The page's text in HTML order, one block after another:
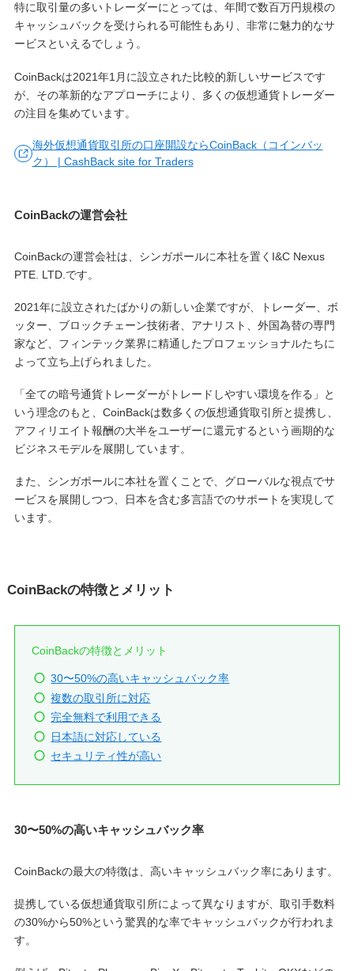
特に取引量の多いトレーダーにとっては、年間で数百万円規模の
キャッシュバックを受けられる可能性もあり、非常に魅力的なサ
ービスといえるでしょう。
CoinBackは2021年1月に設立された比較的新しいサービスです
が、その革新的なアプローチにより、多くの仮想通貨トレーダー
の注目を集めています。
海外仮想通貨取引所の口座開設ならCoinBack（コインバッ
ク） | CashBack site for Traders
CoinBackの運営会社
CoinBackの運営会社は、シンガポールに本社を置くI&C Nexus
PTE. LTD.です。
2021年に設立されたばかりの新しい企業ですが、トレーダー、ボ
ッター、ブロックチェーン技術者、アナリスト、外国為替の専門
家など、フィンテック業界に精通したプロフェッショナルたちに
よって立ち上げられました。
「全ての暗号通貨トレーダーがトレードしやすい環境を作る」と
いう理念のもと、CoinBackは数多くの仮想通貨取引所と提携し、
アフィリエイト報酬の大半をユーザーに還元するという画期的な
ビジネスモデルを展開しています。
また、シンガポールに本社を置くことで、グローバルな視点でサ
ービスを展開しつつ、日本を含む多言語でのサポートを実現して
います。
CoinBackの特徴とメリット
CoinBackの特徴とメリット
30〜50%の高いキャッシュバック率
複数の取引所に対応
完全無料で利用できる
日本語に対応している
セキュリティ性が高い
30〜50%の高いキャッシュバック率
CoinBackの最大の特徴は、高いキャッシュバック率にあります。
提携している仮想通貨取引所によって異なりますが、取引手数料
の30%から50%という驚異的な率でキャッシュバックが行われま
す。